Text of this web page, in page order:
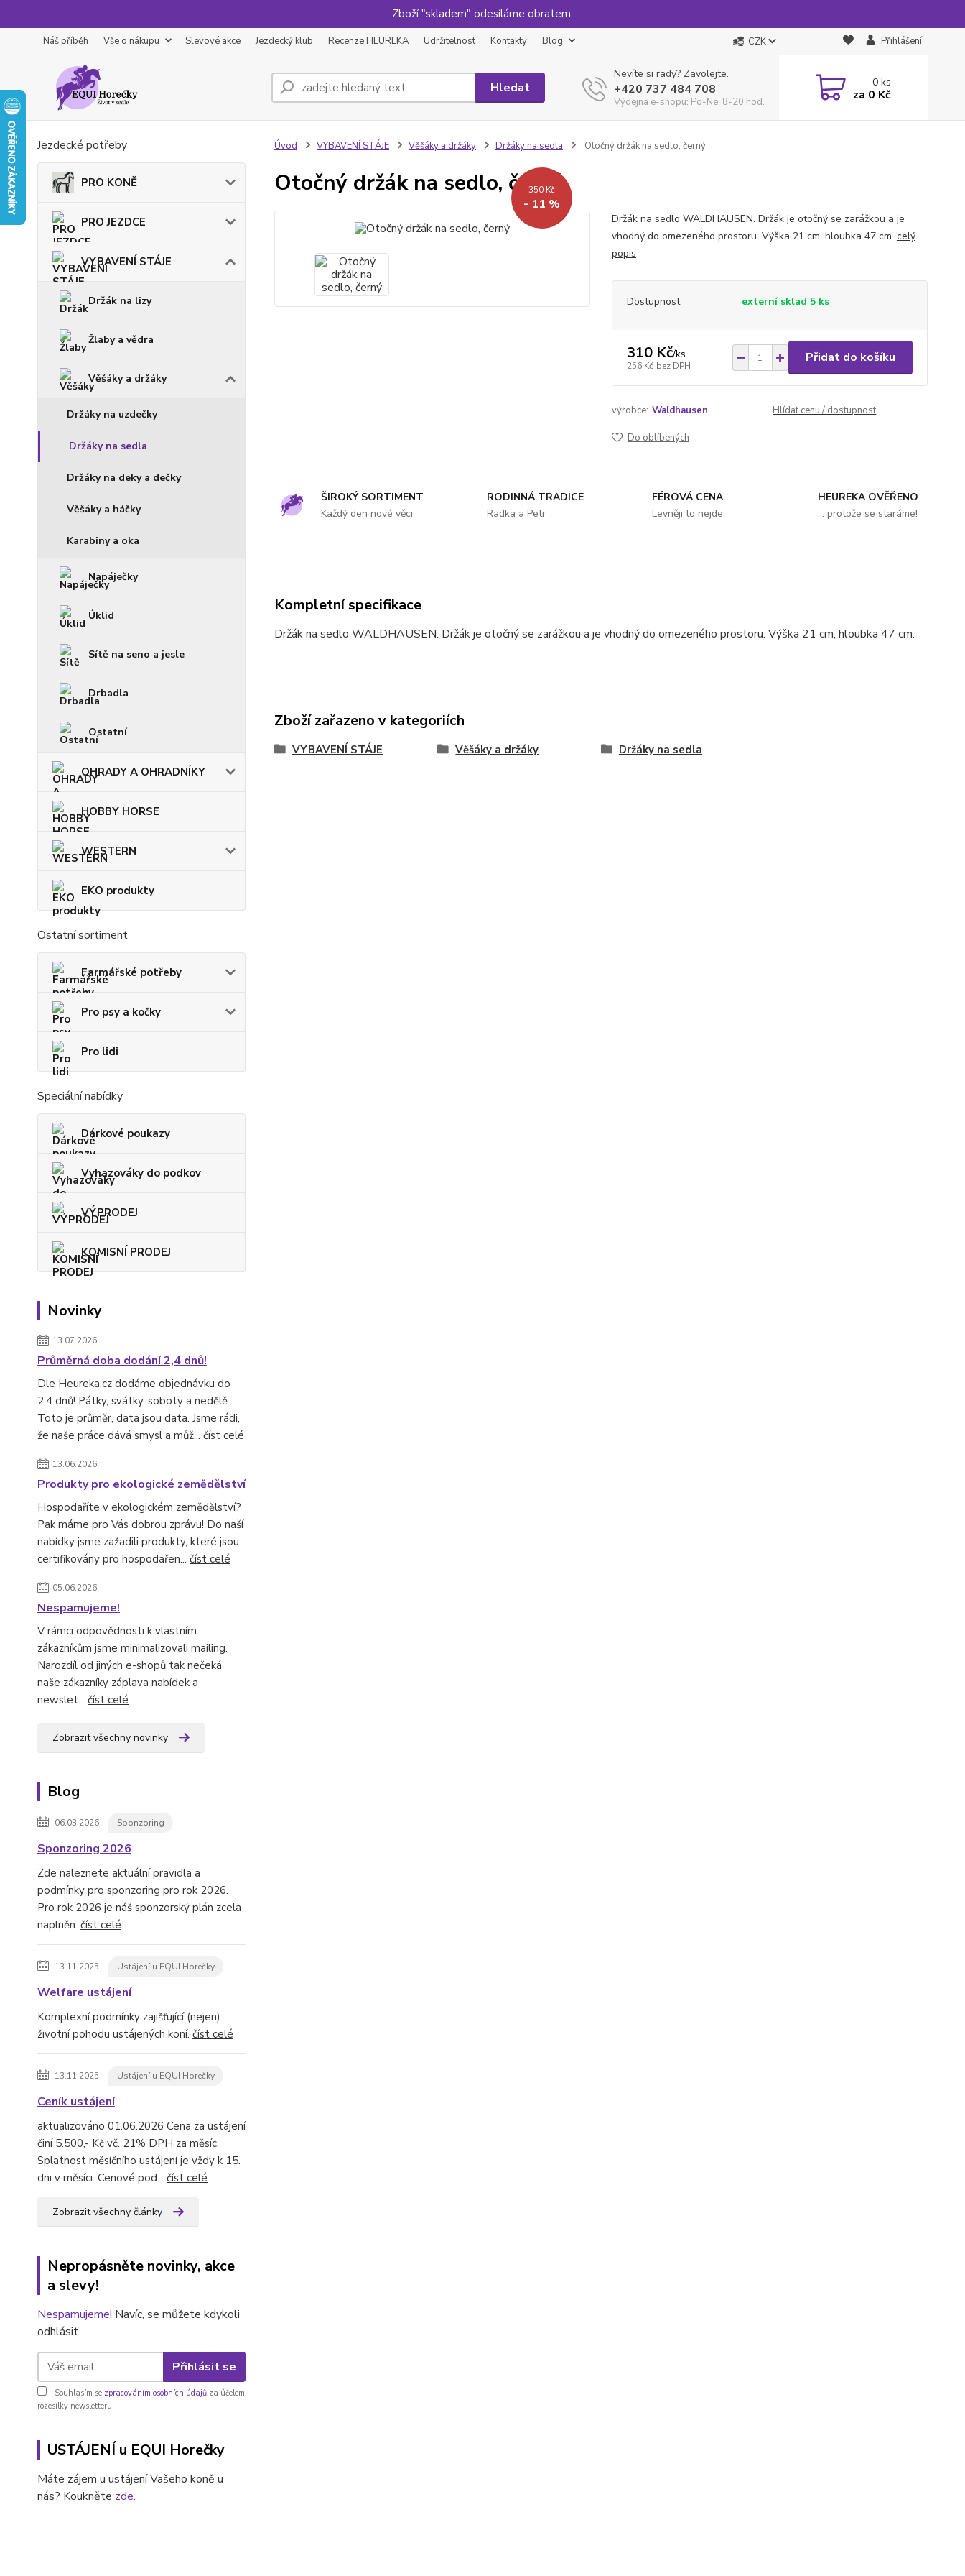
Zboží "skladem" odesíláme obratem.
Náš příběh Vše o nákupu Slevové akce Jezdecký klub Recenze HEUREKA Udržitelnost Kontakty Blog CZK Přihlášení
Hledat
Nevíte si rady? Zavolejte.
+420 737 484 708
Výdejna e-shopu: Po-Ne, 8-20 hod.
0ks
za 0 Kč
Jezdecké potřeby
PRO KONĚ
PRO JEZDCE
VYBAVENÍ STÁJE
Držák na lizy
Žlaby a vědra
Věšáky a držáky
Držáky na uzdečky
Držáky na sedla
Držáky na deky a dečky
Věšáky a háčky
Karabiny a oka
Napáječky
Úklid
Sítě na seno a jesle
Drbadla
Ostatní
OHRADY A OHRADNÍKY
HOBBY HORSE
WESTERN
EKO produkty
Ostatní sortiment
Farmářské potřeby
Pro psy a kočky
Pro lidi
Speciální nabídky
Dárkové poukazy
Vyhazováky do podkov
VÝPRODEJ
KOMISNÍ PRODEJ
Novinky
13.07.2026
Průměrná doba dodání 2,4 dnů!
Dle Heureka.cz dodáme objednávku do
2,4 dnů! Pátky, svátky, soboty a nedělě.
Toto je průměr, data jsou data. Jsme rádi,
že naše práce dává smysl a můž... číst celé
13.06.2026
Produkty pro ekologické zemědělství
Hospodaříte v ekologickém zemědělství?
Pak máme pro Vás dobrou zprávu! Do naší
nabídky jsme zažadili produkty, které jsou
certifikovány pro hospodařen... číst celé
05.06.2026
Nespamujeme!
V rámci odpovědnosti k vlastním
zákazníkům jsme minimalizovali mailing.
Narozdíl od jiných e-shopů tak nečeká
naše zákazníky záplava nabídek a
newslet... číst celé
Zobrazit všechny novinky
Blog
06.03.2026 Sponzoring
Sponzoring 2026
Zde naleznete aktuální pravidla a
podmínky pro sponzoring pro rok 2026.
Pro rok 2026 je náš sponzorský plán zcela
naplněn. číst celé
13.11.2025 Ustájení u EQUI Horečky
Welfare ustájení
Komplexní podmínky zajišťující (nejen)
životní pohodu ustájených koní. číst celé
13.11.2025 Ustájení u EQUI Horečky
Ceník ustájení
aktualizováno 01.06.2026 Cena za ustájení
činí 5.500,- Kč vč. 21% DPH za měsíc.
Splatnost měsíčního ustájení je vždy k 15.
dni v měsíci. Cenové pod... číst celé
Zobrazit všechny články
Nepropásněte novinky, akce
a slevy!
Nespamujeme! Navíc, se můžete kdykoli
odhlásit.
Přihlásit se
Souhlasím se zpracováním osobních údajů za účelem
rozesílky newsletteru.
USTÁJENÍ u EQUI Horečky
Máte zájem u ustájení Vašeho koně u
nás? Koukněte zde.
Úvod VYBAVENÍ STÁJE Věšáky a držáky Držáky na sedla Otočný držák na sedlo, černý
Otočný držák na sedlo, černý
350 Kč
- 11 %
Držák na sedlo WALDHAUSEN. Držák je otočný se zarážkou a je
vhodný do omezeného prostoru. Výška 21 cm, hloubka 47 cm. celý
popis
Dostupnost externí sklad 5 ks
310 Kč/ks
256 Kč bez DPH
Přidat do košíku
výrobce: Waldhausen Hlídat cenu / dostupnost
Do oblíbených
ŠIROKÝ SORTIMENT
Každý den nové věci
RODINNÁ TRADICE
Radka a Petr
FÉROVÁ CENA
Levněji to nejde
HEUREKA OVĚŘENO
... protože se staráme!
Kompletní specifikace
Držák na sedlo WALDHAUSEN. Držák je otočný se zarážkou a je vhodný do omezeného prostoru. Výška 21 cm, hloubka 47 cm.
Zboží zařazeno v kategoriích
VYBAVENÍ STÁJE Věšáky a držáky Držáky na sedla